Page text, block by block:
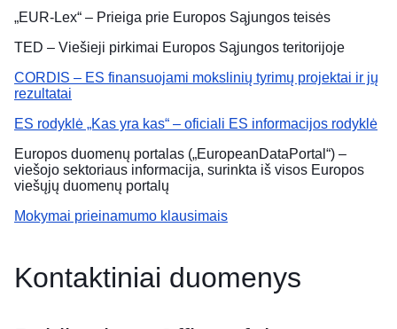
„EUR-Lex“ – Prieiga prie Europos Sąjungos teisės
TED – Viešieji pirkimai Europos Sąjungos teritorijoje
CORDIS – ES finansuojami mokslinių tyrimų projektai ir jų
rezultatai
ES rodyklė „Kas yra kas“ – oficiali ES informacijos rodyklė
Europos duomenų portalas („EuropeanDataPortal“) –
viešojo sektoriaus informacija, surinkta iš visos Europos
viešųjų duomenų portalų
Mokymai prieinamumo klausimais
Kontaktiniai duomenys